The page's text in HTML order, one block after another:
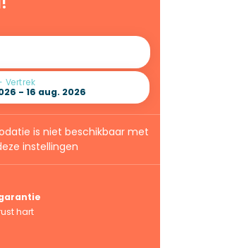
Vertrek
is niet beschikbaar met
instellingen
hart